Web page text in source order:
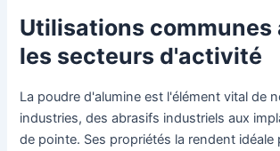
Utilisations communes
les secteurs d'activité
La poudre d'alumine est l'élément vital de
industries, des abrasifs industriels aux
de pointe. Ses propriétés la rendent idéale